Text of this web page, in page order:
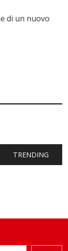
di un nuovo
TRENDING